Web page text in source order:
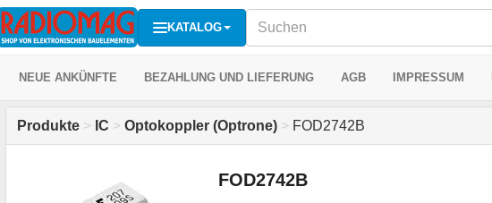
KATALOG
NEUE ANKÜNFTE BEZAHLUNG UND LIEFERUNG AGB IMPRESSUM
Produkte > IC > Optokoppler (Optrone) > FOD2742B
FOD2742B